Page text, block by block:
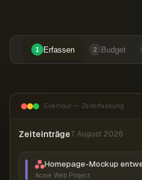
1 Erfassen 2 Budget
Everhour — Zeiterfassung
Zeiteinträge7. August 2026
Homepage-Mockup
Acme Web Project